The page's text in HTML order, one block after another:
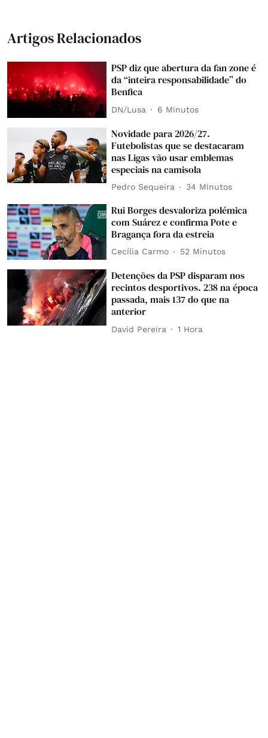
Artigos Relacionados
PSP diz que abertura da fan zone é
da “inteira responsabilidade” do
Benfica
DN/Lusa 6 Minutos
Novidade para 2026/27.
Futebolistas que se destacaram
nas Ligas vão usar emblemas
especiais na camisola
Pedro Sequeira 34 Minutos
Rui Borges desvaloriza polémica
com Suárez e confirma Pote e
Bragança fora da estreia
Cecília Carmo 52 Minutos
Detenções da PSP disparam nos
recintos desportivos. 238 na época
passada, mais 137 do que na
anterior
David Pereira 1 Hora